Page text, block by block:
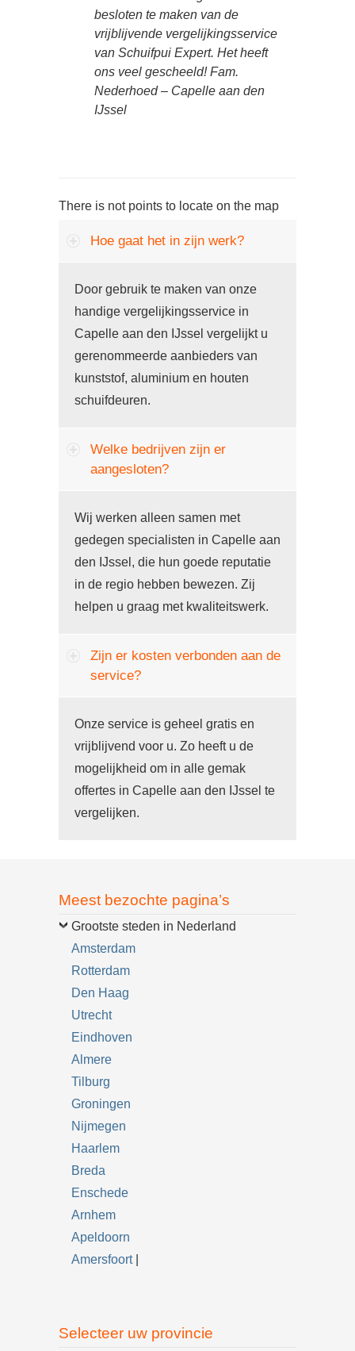
besloten te maken van de
vrijblijvende vergelijkingsservice
van Schuifpui Expert. Het heeft
ons veel gescheeld! Fam.
Nederhoed – Capelle aan den
IJssel
There is not points to locate on the map
Hoe gaat het in zijn werk?
Door gebruik te maken van onze
handige vergelijkingsservice in
Capelle aan den IJssel vergelijkt u
gerenommeerde aanbieders van
kunststof, aluminium en houten
schuifdeuren.
Welke bedrijven zijn er
aangesloten?
Wij werken alleen samen met
gedegen specialisten in Capelle aan
den IJssel, die hun goede reputatie
in de regio hebben bewezen. Zij
helpen u graag met kwaliteitswerk.
Zijn er kosten verbonden aan de
service?
Onze service is geheel gratis en
vrijblijvend voor u. Zo heeft u de
mogelijkheid om in alle gemak
offertes in Capelle aan den IJssel te
vergelijken.
Meest bezochte pagina’s
Grootste steden in Nederland
Amsterdam
Rotterdam
Den Haag
Utrecht
Eindhoven
Almere
Tilburg
Groningen
Nijmegen
Haarlem
Breda
Enschede
Arnhem
Apeldoorn
Amersfoort|
Selecteer uw provincie